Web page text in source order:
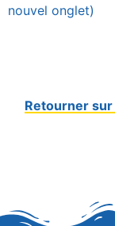
nouvel onglet)
Retourner